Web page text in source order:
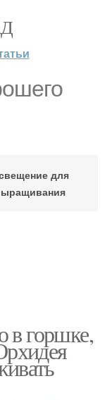
для
в горшке,